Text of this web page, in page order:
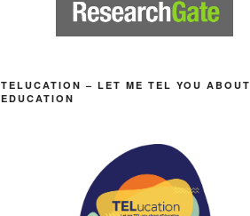
TELUCATION – LET ME TEL YOU ABOUT
EDUCATION